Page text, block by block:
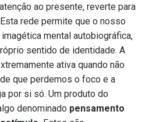
ao presente, reverte para
rede permite que o nosso
mental autobiográfica,
sentido de identidade. A
ativa quando não
que perdemos o foco e a
por si só. Um produto do
denominado pensamento